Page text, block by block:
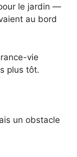
le jardin —
au bord
vie
plus tôt.
un obstacle